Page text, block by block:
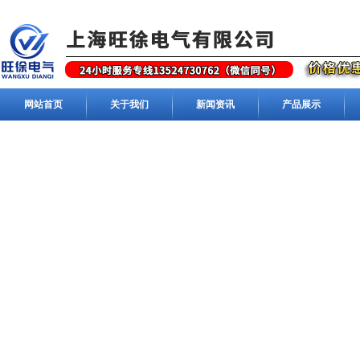
网站首页 关于我们 新闻资讯 产品展示